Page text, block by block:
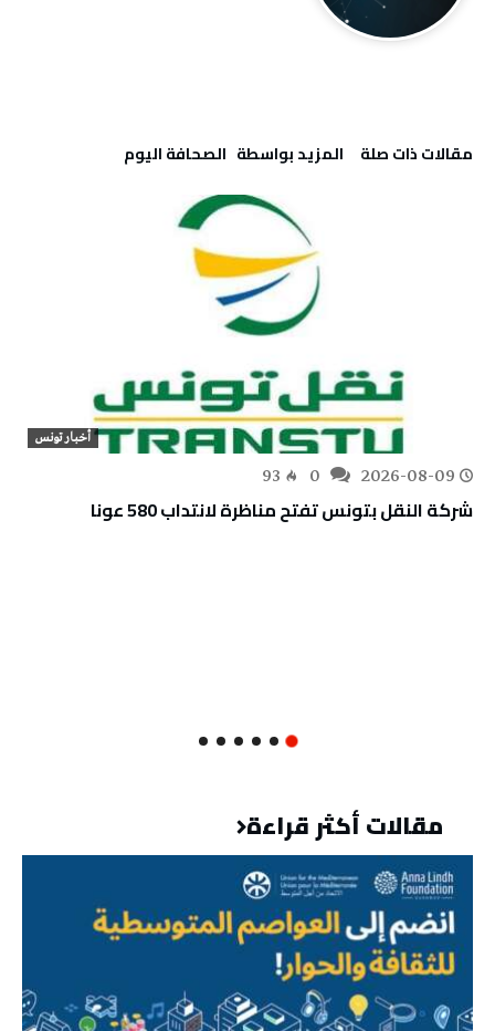
‫مقالات ذات صلة‬ ‫‫المزيد بواسطة‬ ‬ ‭ ‬الصحافة‭ ‬اليوم
أخبار تونس
2026-08-09
93
شركة النقل بتونس تفتح مناظرة لانتداب 580 عونا
مقالات أكثر قراءة